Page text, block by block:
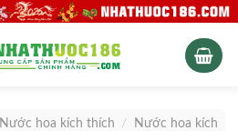
Nước hoa kích thích /
Nước hoa kích